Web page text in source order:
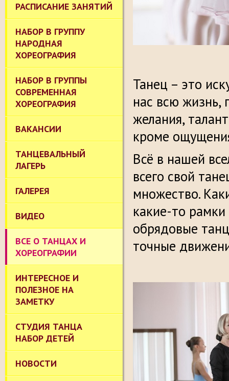
РАСПИСАНИЕ ЗАНЯТИЙ
НАБОР В ГРУППУ
НАРОДНАЯ
ХОРЕОГРАФИЯ
НАБОР В ГРУППЫ
СОВРЕМЕННАЯ
ХОРЕОГРАФИЯ
ВАКАНСИИ
ТАНЦЕВАЛЬНЫЙ
ЛАГЕРЬ
ГАЛЕРЕЯ
ВИДЕО
ВСЕ О ТАНЦАХ И
ХОРЕОГРАФИИ
ИНТЕРЕСНОЕ И
ПОЛЕЗНОЕ НА
ЗАМЕТКУ
СТУДИЯ ТАНЦА
НАБОР ДЕТЕЙ
НОВОСТИ
Танец – это
нас всю жизнь,
желания,
кроме
Всё в нашей
всего свой
множество.
какие-то
обрядовые
точные